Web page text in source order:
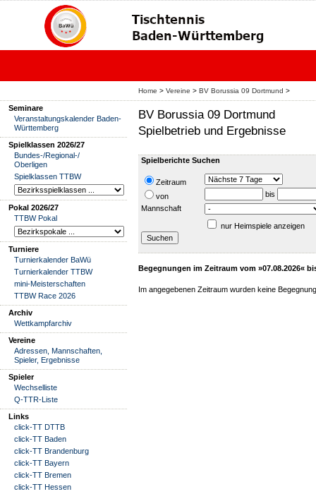
Home > Vereine > BV Borussia 09 Dortmund >
Seminare
Veranstaltungskalender Baden-
Württemberg
Spielklassen 2026/27
Bundes-/Regional-/
Oberligen
Spielklassen TTBW
Pokal 2026/27
TTBW Pokal
Turniere
Turnierkalender BaWü
Turnierkalender TTBW
mini-Meisterschaften
TTBW Race 2026
Archiv
Wettkampfarchiv
Vereine
Adressen, Mannschaften,
Spieler, Ergebnisse
Spieler
Wechselliste
Q-TTR-Liste
Links
click-TT DTTB
click-TT Baden
click-TT Brandenburg
click-TT Bayern
click-TT Bremen
click-TT Hessen
BV Borussia 09 Dortmund
Spielbetrieb und Ergebnisse
Spielberichte Suchen
Zeitraum
von
bis
Mannschaft
nur Heimspiele anzeigen
Begegnungen im Zeitraum vom »07.08.2026«
Im angegebenen Zeitraum wurden keine